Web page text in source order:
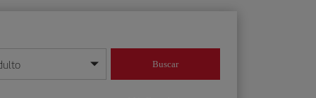
mes/año
Buscar